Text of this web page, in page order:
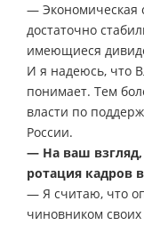
— Экономическая
достаточно
имеющиеся
И я надеюсь, что
понимает. Тем
власти по
России.
— На ваш взгляд,
ротация кадров
— Я считаю, что
чиновником